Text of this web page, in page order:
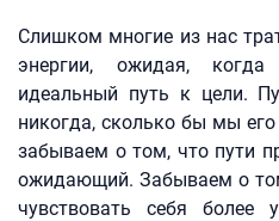
Слишком многие из нас
энергии, ожидая,
идеальный путь к цели.
никогда, сколько бы мы
забываем о том, что пути
ожидающий. Забываем о
чувствовать себя более